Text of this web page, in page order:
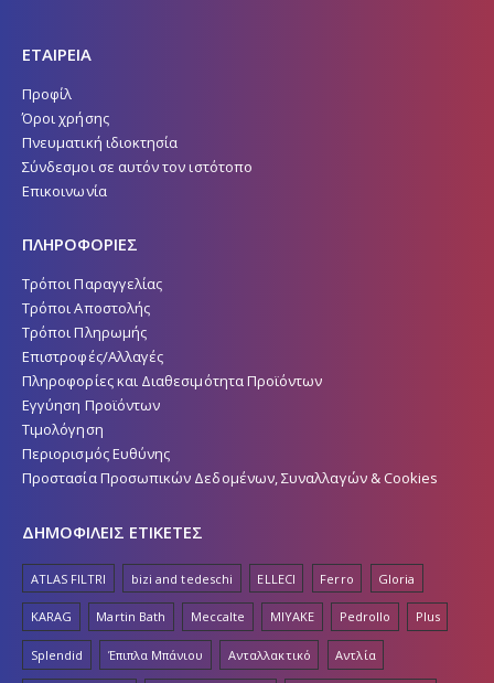
ΕΤΑΙΡΕΙΑ
Προφίλ
Όροι χρήσης
Πνευματική ιδιοκτησία
Σύνδεσμοι σε αυτόν τον ιστότοπο
Επικοινωνία
ΠΛΗΡΟΦΟΡΙΕΣ
Τρόποι Παραγγελίας
Τρόποι Αποστολής
Τρόποι Πληρωμής
Επιστροφές/Αλλαγές
Πληροφορίες και Διαθεσιμότητα Προϊόντων
Εγγύηση Προϊόντων
Τιμολόγηση
Περιορισμός Ευθύνης
Προστασία Προσωπικών Δεδομένων, Συναλλαγών & Cookies
ΔΗΜΟΦΙΛΕΙΣ ΕΤΙΚΕΤΕΣ
ATLAS FILTRI bizi and tedeschi ELLECI Ferro Gloria
KARAG Martin Bath Meccalte MIYAKE Pedrollo Plus
Splendid Έπιπλα Μπάνιου Ανταλλακτικό Αντλία